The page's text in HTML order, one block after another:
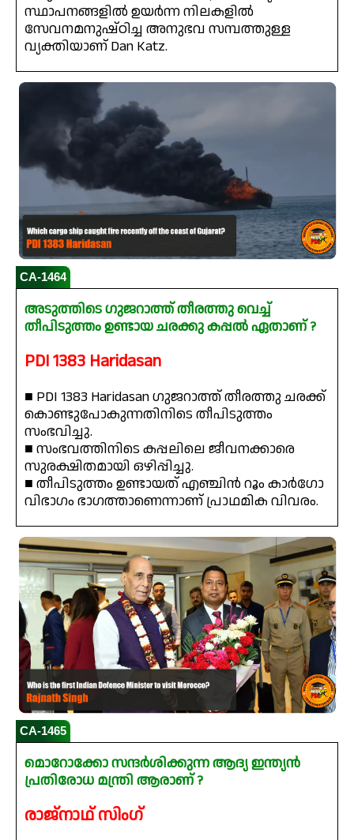
സ്ഥാപനങ്ങളിൽ ഉയർന്ന നിലകളിൽ
സേവനമനുഷ്ഠിച്ച അനുഭവ സമ്പത്തുള്ള
വ്യക്തിയാണ് Dan Katz.
CA-1464
അടുത്തിടെ ഗുജറാത്ത് തീരത്തു വെച്ച്
തീപിടുത്തം ഉണ്ടായ ചരക്കു കപ്പൽ ഏതാണ് ?
PDI 1383 Haridasan
■ PDI 1383 Haridasan ഗുജറാത്ത് തീരത്തു ചരക്ക്
കൊണ്ടുപോകുന്നതിനിടെ തീപിടുത്തം
സംഭവിച്ചു.
■ സംഭവത്തിനിടെ കപ്പലിലെ ജീവനക്കാരെ
സുരക്ഷിതമായി ഒഴിപ്പിച്ചു.
■ തീപിടുത്തം ഉണ്ടായത് എഞ്ചിൻ റൂം കാർഗോ
വിഭാഗം ഭാഗത്താണെന്നാണ് പ്രാഥമിക വിവരം.
CA-1465
മൊറോക്കോ സന്ദർശിക്കുന്ന ആദ്യ ഇന്ത്യൻ
പ്രതിരോധ മന്ത്രി ആരാണ് ?
രാജ്‌നാഥ്‌ സിംഗ്